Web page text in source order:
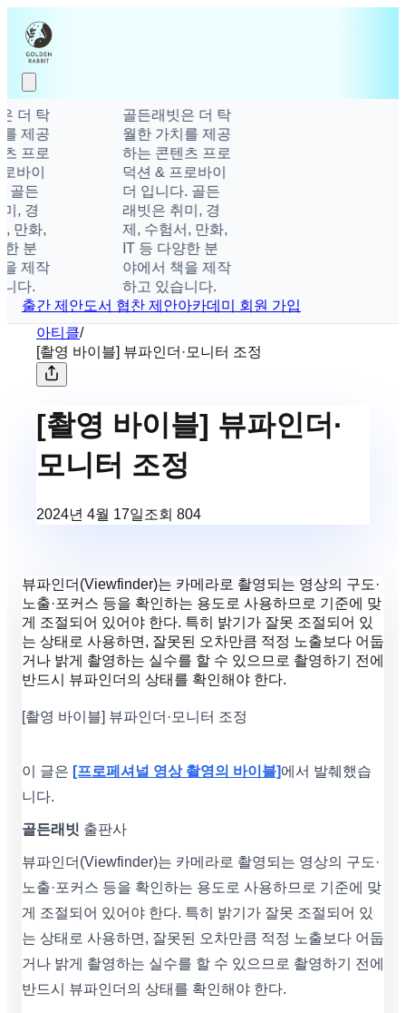
더 탁
제공
프로
바이
든
, 경
만화,
분
제작
다.
골든래빗은 더 탁
월한 가치를 제공
하는 콘텐츠 프로
덕션 & 프로바이
더 입니다. 골든
래빗은 취미, 경
제, 수험서, 만화,
IT 등 다양한 분
야에서 책을 제작
하고 있습니다.
출간 제안도서 협찬 제안아카데미 회원 가입
아티클/
[촬영 바이블] 뷰파인더·모니터 조정
[촬영 바이블] 뷰파인더·
모니터 조정
2024년 4월 17일조회 804
뷰파인더(Viewfinder)는 카메라로 촬영되는 영상의 구도·
노출·포커스 등을 확인하는 용도로 사용하므로 기준에 맞
게 조절되어 있어야 한다. 특히 밝기가 잘못 조절되어 있
는 상태로 사용하면, 잘못된 오차만큼 적정 노출보다 어둡
거나 밝게 촬영하는 실수를 할 수 있으므로 촬영하기 전에
반드시 뷰파인더의 상태를 확인해야 한다.
[촬영 바이블] 뷰파인더·모니터 조정
이 글은 [프로페셔널 영상 촬영의 바이블]에서 발췌했습
니다.
골든래빗 출판사
뷰파인더(Viewfinder)는 카메라로 촬영되는 영상의 구도·
노출·포커스 등을 확인하는 용도로 사용하므로 기준에 맞
게 조절되어 있어야 한다. 특히 밝기가 잘못 조절되어 있
는 상태로 사용하면, 잘못된 오차만큼 적정 노출보다 어둡
거나 밝게 촬영하는 실수를 할 수 있으므로 촬영하기 전에
반드시 뷰파인더의 상태를 확인해야 한다.